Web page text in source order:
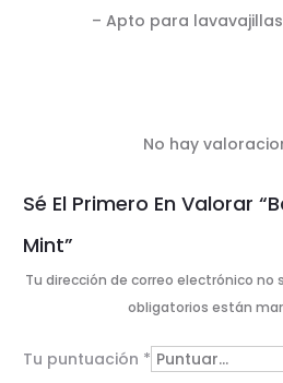
– Apto para
V
a
l
r
No hay
Sé El Primero En Valorar
Mint”
Tu dirección de correo electrónico no
obligatorios están
Tu puntuación *